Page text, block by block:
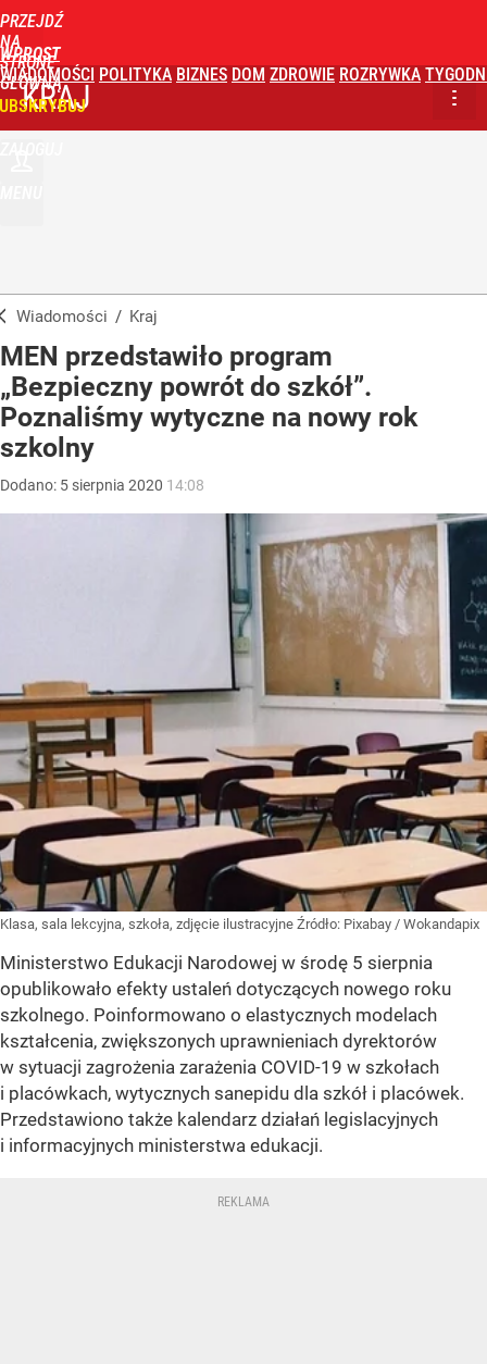
PRZEJDŹ
NA
STRONĘ
GŁÓWNĄ
WPROST
WIADOMOŚCI POLITYKA BIZNES DOM ZDROWIE ROZRYWKA
KRAJ
Wiadomości / Kraj
MEN przedstawiło program
„Bezpieczny powrót do szkół”.
Poznaliśmy wytyczne na nowy rok
szkolny
Dodano: 5 sierpnia 2020 14:08
Klasa, sala lekcyjna, szkoła, zdjęcie ilustracyjne Źródło: Pixabay / Wokandapix
Ministerstwo Edukacji Narodowej w środę 5 sierpnia
opublikowało efekty ustaleń dotyczących nowego roku
szkolnego. Poinformowano o elastycznych modelach
kształcenia, zwiększonych uprawnieniach dyrektorów
w sytuacji zagrożenia zarażenia COVID-19 w szkołach
i placówkach, wytycznych sanepidu dla szkół i placówek.
Przedstawiono także kalendarz działań legislacyjnych
i informacyjnych ministerstwa edukacji.